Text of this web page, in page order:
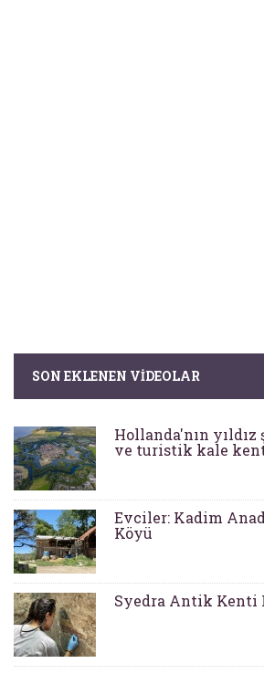
SON EKLENEN VIDEOLAR
Hollanda'nın
ve turistik kale
Evciler: Kadim
Köyü
Syedra Antik Kenti